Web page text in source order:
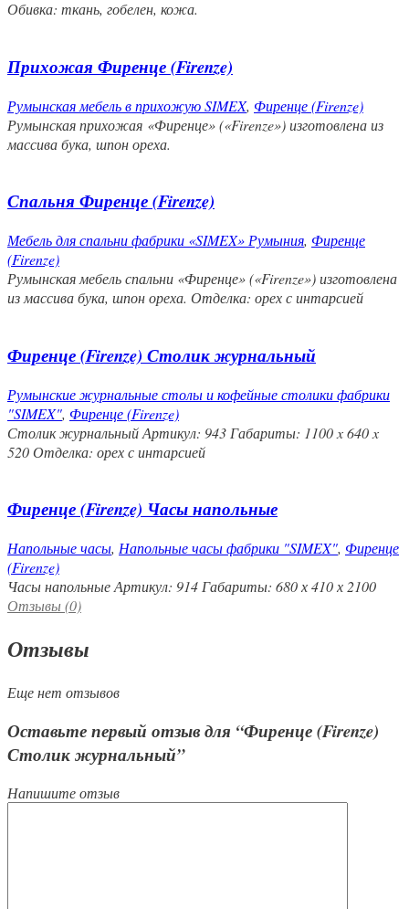
Обивка: ткань, гобелен, кожа.
Прихожая Фиренце (Firenze)
Румынская мебель в прихожую SIMEX, Фиренце (Firenze)
Румынская прихожая «Фиренце» («Firenze») изготовлена из
массива бука, шпон ореха.
Спальня Фиренце (Firenze)
Мебель для спальни фабрики «SIMEX» Румыния, Фиренце
(Firenze)
Румынская мебель спальни «Фиренце» («Firenze») изготовлена
из массива бука, шпон ореха. Отделка: орех с интарсией
Фиренце (Firenze) Столик журнальный
Румынские журнальные столы и кофейные столики фабрики
"SIMEX", Фиренце (Firenze)
Столик журнальный Артикул: 943 Габариты: 1100 x 640 x
520 Отделка: орех с интарсией
Фиренце (Firenze) Часы напольные
Напольные часы, Напольные часы фабрики "SIMEX", Фиренце
(Firenze)
Часы напольные Артикул: 914 Габариты: 680 х 410 х 2100
Отзывы (0)
Отзывы
Еще нет отзывов
Оставьте первый отзыв для “Фиренце (Firenze)
Столик журнальный”
Напишите отзыв